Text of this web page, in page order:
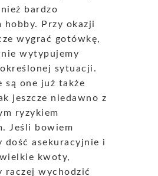
bardzo
hobby. Przy okazji
wygrać gotówkę,
wytypujemy
sytuacji.
są one już także
jeszcze niedawno z
ryzykiem
Jeśli bowiem
dość asekuracyjnie i
kwoty,
raczej wychodzić